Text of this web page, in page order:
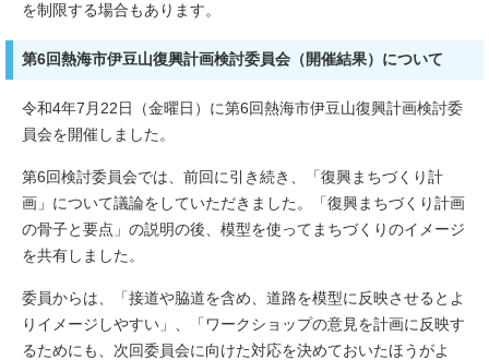
を制限する場合もあります。
第6回熱海市伊豆山復興計画検討委員会（開催結果）について
令和4年7月22日（金曜日）に第6回熱海市伊豆山復興計画検討委
員会を開催しました。
第6回検討委員会では、前回に引き続き、「復興まちづくり計
画」について議論をしていただきました。「復興まちづくり計画
の骨子と要点」の説明の後、模型を使ってまちづくりのイメージ
を共有しました。
委員からは、「接道や脇道を含め、道路を模型に反映させるとよ
りイメージしやすい」、「ワークショップの意見を計画に反映す
るためにも、次回委員会に向けた対応を決めておいたほうがよ